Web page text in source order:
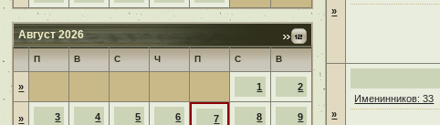
Август 2026
П В С Ч П С В
» 1 2
» 3 4 5 6 7 8 9
»
»
Именинников: 33